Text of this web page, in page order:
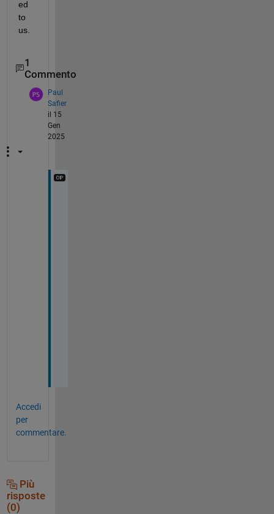
ed
to
us.
1
Commento
Paul
Safier
il 15
Gen
2025
Accedi
per
commentare.
Più
risposte
(0)